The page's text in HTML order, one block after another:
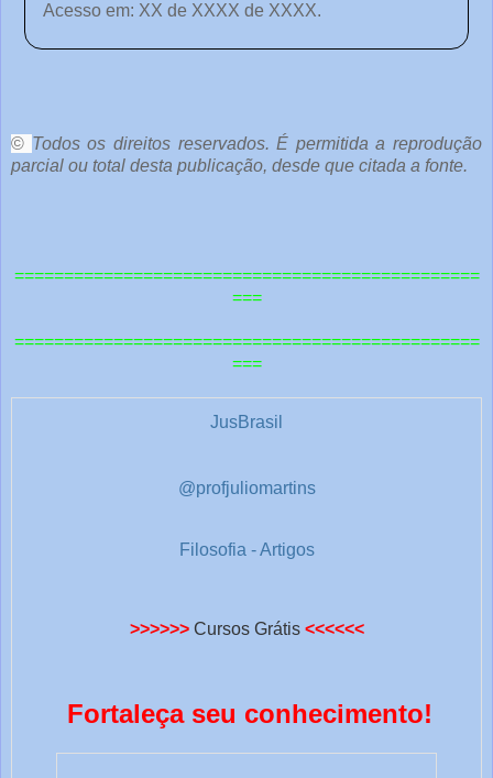
Acesso em: XX de XXXX de XXXX.
ê
u
a
1
© Todos os direitos reservados. É permitida a reprodução
parcial ou total desta publicação, desde que citada a fonte.
===============================================
===
===============================================
===
JusBrasil
@profjuliomartins
Filosofia - Artigos
>>>>>> Cursos Grátis <<<<<<
Fortaleça seu conhecimento!